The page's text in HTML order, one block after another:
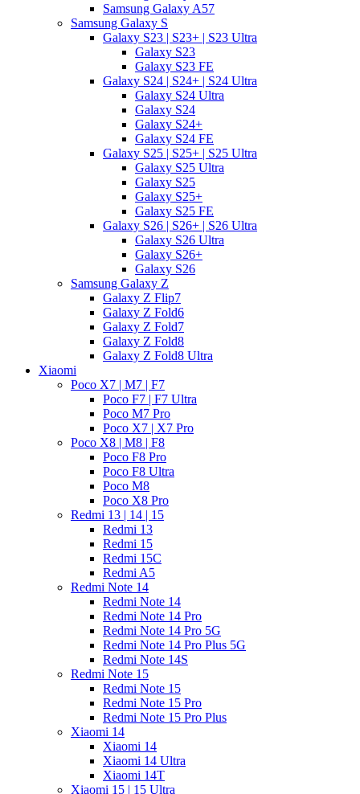
Samsung Galaxy A57
Samsung Galaxy S
Galaxy S23 | S23+ | S23 Ultra
Galaxy S23
Galaxy S23 FE
Galaxy S24 | S24+ | S24 Ultra
Galaxy S24 Ultra
Galaxy S24
Galaxy S24+
Galaxy S24 FE
Galaxy S25 | S25+ | S25 Ultra
Galaxy S25 Ultra
Galaxy S25
Galaxy S25+
Galaxy S25 FE
Galaxy S26 | S26+ | S26 Ultra
Galaxy S26 Ultra
Galaxy S26+
Galaxy S26
Samsung Galaxy Z
Galaxy Z Flip7
Galaxy Z Fold6
Galaxy Z Fold7
Galaxy Z Fold8
Galaxy Z Fold8 Ultra
Xiaomi
Poco X7 | M7 | F7
Poco F7 | F7 Ultra
Poco M7 Pro
Poco X7 | X7 Pro
Poco X8 | M8 | F8
Poco F8 Pro
Poco F8 Ultra
Poco M8
Poco X8 Pro
Redmi 13 | 14 | 15
Redmi 13
Redmi 15
Redmi 15C
Redmi A5
Redmi Note 14
Redmi Note 14
Redmi Note 14 Pro
Redmi Note 14 Pro 5G
Redmi Note 14 Pro Plus 5G
Redmi Note 14S
Redmi Note 15
Redmi Note 15
Redmi Note 15 Pro
Redmi Note 15 Pro Plus
Xiaomi 14
Xiaomi 14
Xiaomi 14 Ultra
Xiaomi 14T
Xiaomi 15 | 15 Ultra